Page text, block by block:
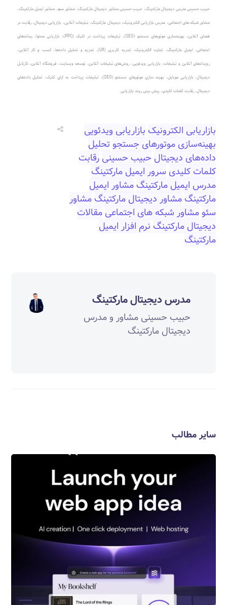
حبیب حسینی مدرس دیجیتال مارکتینگ، حبیب حسینی مشاور دیجیتال مارکتینگ، مشاور سئو، مشاور ایمیل مارکتینگ،
مشاور شبکه های اجتماعی، مدرس بازاریابی الکترونیک،دیجیتال مارکتینگ، تبلیغات آنلاین، بازاریابی دیجیتال، رقابت در
فضای آنلاین، بهینه‌سازی موتورهای جستجو (SEO) ، تبلیغات پرداخت در کلیک (PPC) ، بازاریابی محتوا، رسانه‌های
اجتماعی، ایمیل مارکتینگ، تجارت الکترونیک، تجربه کاربری (UX)، تجزیه و تحلیل داده‌ها، کسب و کار آنلاین،
رویدادهای آنلاین و تبلیغات، بازاریابی ویدئویی، روش‌های تبلیغات آنلاین، توسعه وبسایت، فروشگاه آنلاین، کارتابل
دیجیتال، بازاریابی موبایل، بهینه سازی موتورهای جستجو (SEO)، تبلیغات پرداخت به ازای کلیک، تحلیل داده‌های
دیجیتال، رقابت کلمات کلیدی، پیش بینی روند بازاریابی
بازاریابی الکترونیک بازاریابی ویدئویی
بهینه‌سازی موتورهای جستجو تحلیل
داده‌های دیجیتال حبیب حسینی رقابت
کلمات کلیدی سرور ایمیل مارکتینگ
مدرس ایمیل مارکتینگ مشاور ایمیل
مارکتینگ مشاور دیجیتال مارکتینگ مشاور
سئو مشاور شبکه های اجتماعی مقالات
دیجیتال مارکتینگ نرم افزار ایمیل
مارکتینگ
مدرس دیجیتال مارکتینگ
حبیب حسینی مشاور و مدرس
دیجیتال مارکتینگ
سایر مطالب